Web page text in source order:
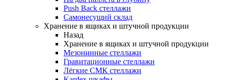
Push Back стеллажи
Самонесущий склад
Хранение в ящиках и штучной продукции
Назад
Хранение в ящиках и штучной продукции
Мезонинные стеллажи
Гравитационные стеллажи
Лёгкие СМК стеллажи